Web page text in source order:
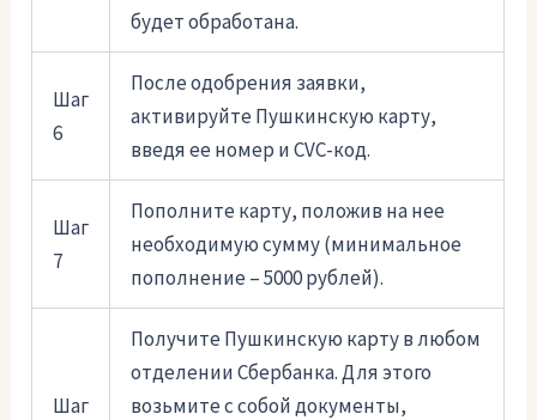
будет обработана.
Шаг
6
После одобрения заявки,
активируйте Пушкинскую карту,
введя ее номер и CVC-код.
Шаг
7
Пополните карту, положив на нее
необходимую сумму (минимальное
пополнение – 5000 рублей).
Шаг
Получите Пушкинскую карту в любом
отделении Сбербанка. Для этого
возьмите с собой документы,